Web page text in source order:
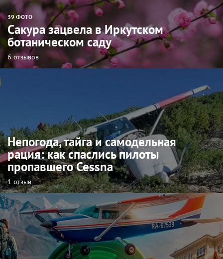
39 ФОТО
Сакура зацвела в Иркутском
ботаническом саду
6 отзывов
Непогода, тайга и самодельная
рация: как спаслись пилоты
пропавшего Cessna
1 отзыв